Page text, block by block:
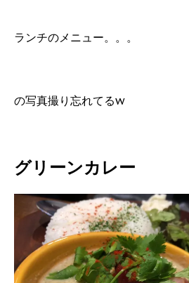
ランチのメニュー。。。
の写真撮り忘れてるw
グリーンカレー